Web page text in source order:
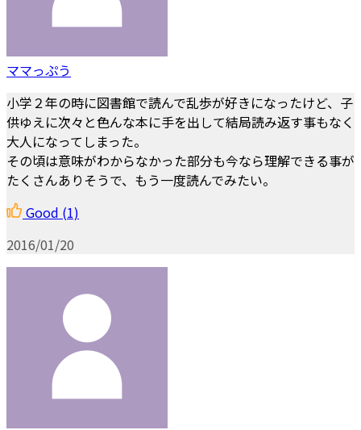
ママっぷう
小学２年の時に図書館で読んで乱歩が好きになったけど、子
供ゆえに次々と色んな本に手を出して結局読み返す事もなく
大人になってしまった。
その頃は意味がわからなかった部分も今なら理解できる事が
たくさんありそうで、もう一度読んでみたい。
Good (1)
2016/01/20